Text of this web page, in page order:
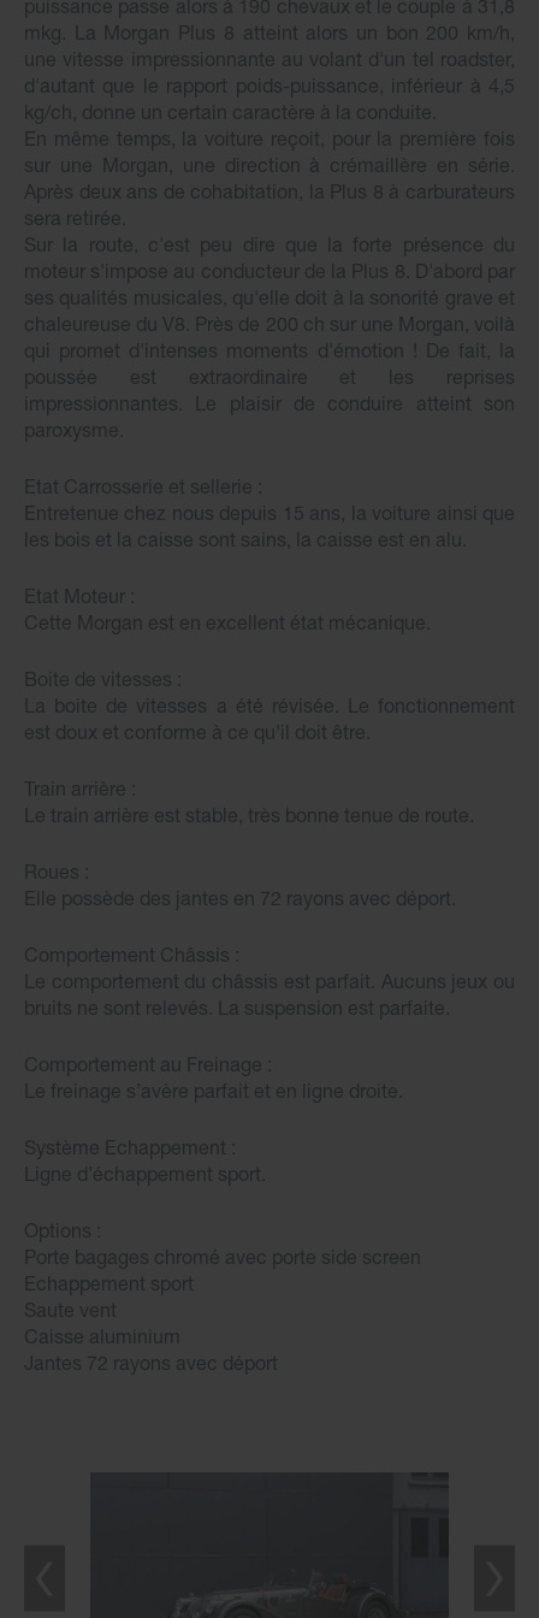
puissance passe alors à 190 chevaux et le couple à 31,8
mkg. La Morgan Plus 8 atteint alors un bon 200 km/h,
une vitesse impressionnante au volant d'un tel roadster,
d'autant que le rapport poids-puissance, inférieur à 4,5
kg/ch, donne un certain caractère à la conduite.
En même temps, la voiture reçoit, pour la première fois
sur une Morgan, une direction à crémaillère en série.
Après deux ans de cohabitation, la Plus 8 à carburateurs
sera retirée.
Sur la route, c'est peu dire que la forte présence du
moteur s'impose au conducteur de la Plus 8. D'abord par
ses qualités musicales, qu'elle doit à la sonorité grave et
chaleureuse du V8. Près de 200 ch sur une Morgan, voilà
qui promet d'intenses moments d'émotion ! De fait, la
poussée est extraordinaire et les reprises
impressionnantes. Le plaisir de conduire atteint son
paroxysme.
Etat Carrosserie et sellerie :
Entretenue chez nous depuis 15 ans, la voiture ainsi que
les bois et la caisse sont sains, la caisse est en alu.
Etat Moteur :
Cette Morgan est en excellent état mécanique.
Boite de vitesses :
La boite de vitesses a été révisée. Le fonctionnement
est doux et conforme à ce qu'il doit être.
Train arrière :
Le train arrière est stable, très bonne tenue de route.
Roues :
Elle possède des jantes en 72 rayons avec déport.
Comportement Châssis :
Le comportement du châssis est parfait. Aucuns jeux ou
bruits ne sont relevés. La suspension est parfaite.
Comportement au Freinage :
Le freinage s’avère parfait et en ligne droite.
Système Echappement :
Ligne d’échappement sport.
Options :
Porte bagages chromé avec porte side screen
Echappement sport
Saute vent
Caisse aluminium
Jantes 72 rayons avec déport